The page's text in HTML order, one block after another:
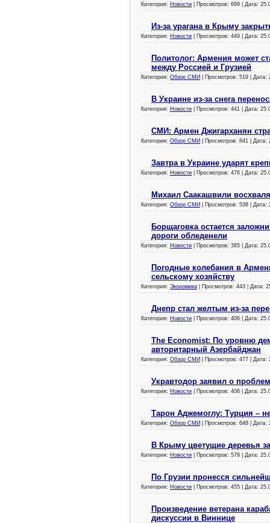
Категория: Новости | Просмотров: 699 | Дата:
Из-за урагана в Крыму
Категория: Новости | Просмотров: 449 | Дата:
Политолог: Армения может
между Россией и Грузией
Категория: Обзор СМИ | Просмотров: 519 | Дата:
В Украине из-за снега
Категория: Новости | Просмотров: 441 | Дата:
СМИ: Армен Джигарханян
Категория: Обзор СМИ | Просмотров: 841 | Дата:
Завтра в Украине ударят
Категория: Новости | Просмотров: 476 | Дата:
Михаил Саакашвили
Категория: Обзор СМИ | Просмотров: 538 | Дата:
Борщаговка остается
дороги обледенели
Категория: Новости | Просмотров: 385 | Дата:
Погодные колебания в
сельскому хозяйству
Категория: Экономика | Просмотров: 443 | Дата:
Днепр стал желтым из-за
Категория: Новости | Просмотров: 406 | Дата:
The Economist: По уровню
авторитарный Азербайджан
Категория: Обзор СМИ | Просмотров: 477 | Дата:
Укравтодор заявил о
Категория: Новости | Просмотров: 406 | Дата:
Тарон Аджемоглу: Турция –
Категория: Обзор СМИ | Просмотров: 648 | Дата:
В Крыму цветущие деревья
Категория: Новости | Просмотров: 579 | Дата:
По Грузии пронесся
Категория: Новости | Просмотров: 455 | Дата:
Произведение ветерана
дискуссии в Виннице